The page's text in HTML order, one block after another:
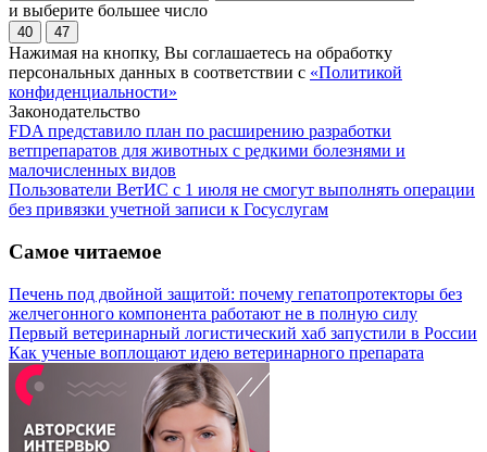
и выберите большее число
40 47
Нажимая на кнопку, Вы соглашаетесь на обработку
персональных данных в соответствии с «Политикой
конфиденциальности»
Законодательство
FDA представило план по расширению разработки
ветпрепаратов для животных с редкими болезнями и
малочисленных видов
Пользователи ВетИС с 1 июля не смогут выполнять операции
без привязки учетной записи к Госуслугам
Самое читаемое
Печень под двойной защитой: почему гепатопротекторы без
желчегонного компонента работают не в полную силу
Первый ветеринарный логистический хаб запустили в России
Как ученые воплощают идею ветеринарного препарата